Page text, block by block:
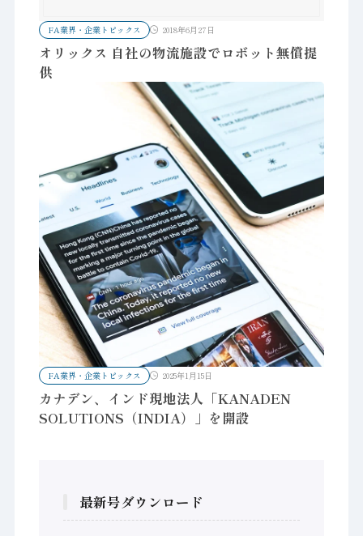
FA業界・企業トピックス 2018年6月27日
オリックス 自社の物流施設でロボット無償提
供
FA業界・企業トピックス 2025年1月15日
カナデン、インド現地法人「KANADEN
SOLUTIONS（INDIA）」を開設
最新号ダウンロード